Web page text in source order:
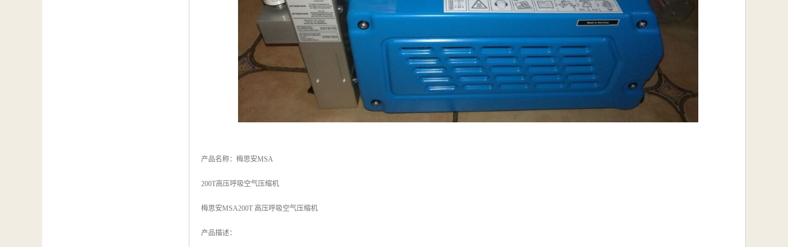
产品名称：梅思安MSA
200T高压呼吸空气压缩机
梅思安MSA200T 高压呼吸空气压缩机
产品描述：